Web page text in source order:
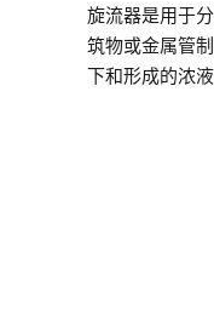
旋流器是用于
筑物或金属管
下和形成的浓